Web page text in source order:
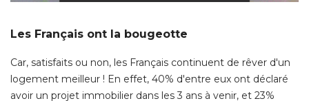
Les Français ont la bougeotte
Car, satisfaits ou non, les Français continuent de rêver d'un
logement meilleur ! En effet, 40% d'entre eux ont déclaré
avoir un projet immobilier dans les 3 ans à venir, et 23%